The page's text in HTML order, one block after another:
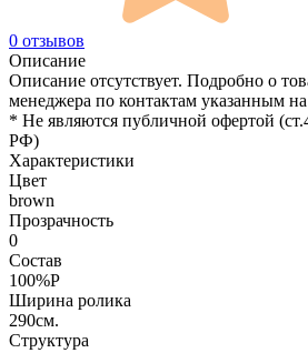
0 отзывов
Описание
Описание отсутствует. Подробно о
менеджера по контактам указанным на
* Не являются публичной офертой
РФ)
Характеристики
Цвет
brown
Прозрачность
0
Состав
100%P
Ширина ролика
290см.
Структура